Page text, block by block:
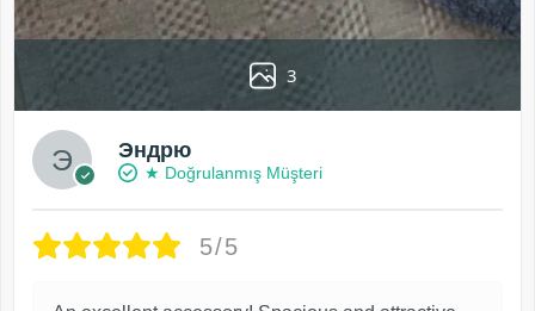
3
Эндрю
★ Doğrulanmış Müşteri
5/5